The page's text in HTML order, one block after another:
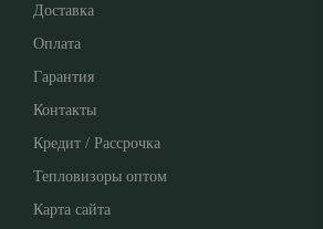
Доставка
Оплата
Гарантия
Контакты
Кредит / Рассрочка
Тепловизоры оптом
Карта сайта